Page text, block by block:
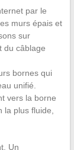
par le
murs épais et
sur
du câblage
bornes qui
unifié.
vers la borne
la plus fluide,
Un